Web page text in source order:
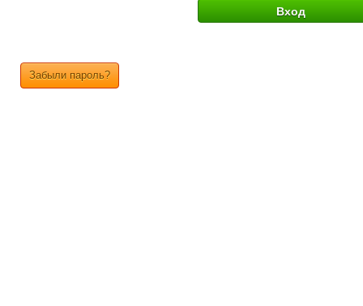
Забыли пароль?